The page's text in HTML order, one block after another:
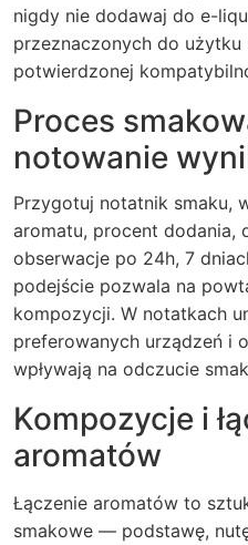
nigdy nie dodawaj do e-
przeznaczonych do
potwierdzonej
Proces
notowanie
Przygotuj notatnik smaku,
aromatu, procent dodania,
obserwacje po 24h, 7
podejście pozwala na
kompozycji. W notatkach
preferowanych urządzeń i
wpływają na odczucie
Kompozycje i
aromatów
Łączenie aromatów to
smakowe — podstawę,